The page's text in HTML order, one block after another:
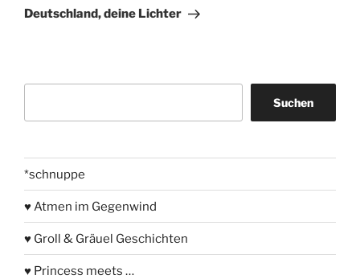
Beitrag
Deutschland, deine Lichter
Suchen
*schnuppe
♥ Atmen im Gegenwind
♥ Groll & Gräuel Geschichten
♥ Princess meets …